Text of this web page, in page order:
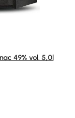
49% vol. 5,0l